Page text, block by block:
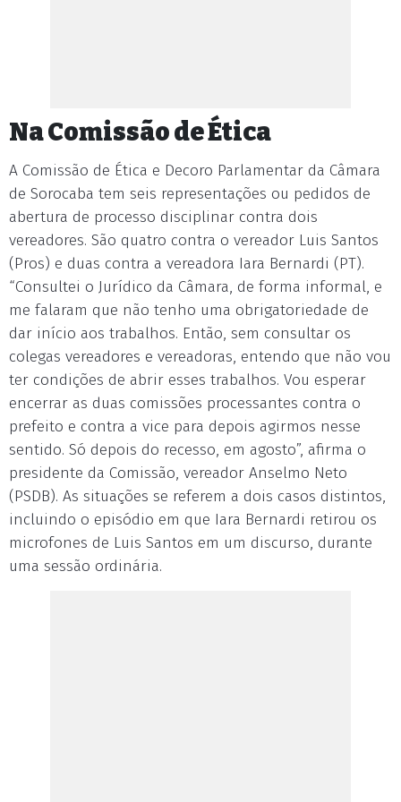
Na Comissão de Ética
A Comissão de Ética e Decoro Parlamentar da Câmara
de Sorocaba tem seis representações ou pedidos de
abertura de processo disciplinar contra dois
vereadores. São quatro contra o vereador Luis Santos
(Pros) e duas contra a vereadora Iara Bernardi (PT).
“Consultei o Jurídico da Câmara, de forma informal, e
me falaram que não tenho uma obrigatoriedade de
dar início aos trabalhos. Então, sem consultar os
colegas vereadores e vereadoras, entendo que não vou
ter condições de abrir esses trabalhos. Vou esperar
encerrar as duas comissões processantes contra o
prefeito e contra a vice para depois agirmos nesse
sentido. Só depois do recesso, em agosto”, afirma o
presidente da Comissão, vereador Anselmo Neto
(PSDB). As situações se referem a dois casos distintos,
incluindo o episódio em que Iara Bernardi retirou os
microfones de Luis Santos em um discurso, durante
uma sessão ordinária.